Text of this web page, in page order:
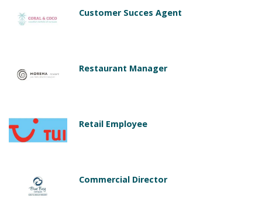
Customer Succes Agent
Restaurant Manager
Retail Employee
Commercial Director